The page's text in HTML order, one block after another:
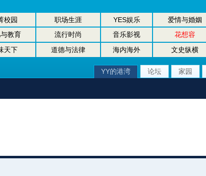
校园 职场生涯 YES娱乐 爱情与婚姻
教育 流行时尚 音乐影视 花想容
天下 道德与法律 海内海外 文史纵横
YY的港湾 论坛 家园